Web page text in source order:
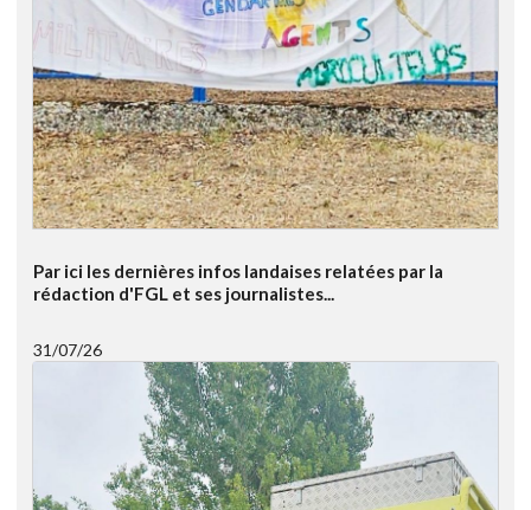
Par ici les dernières infos landaises relatées par la
rédaction d'FGL et ses journalistes...
31/07/26